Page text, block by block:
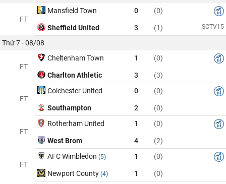
FT
Mansfield Town 0 (0)
Sheffield United 3 (1) SCTV15
Thứ 7 - 08/08
FT
Cheltenham Town 1 (0)
Charlton Athletic 3 (3)
FT
Colchester United 0 (0)
Southampton 2 (0)
FT
Rotherham United 1 (0)
West Brom 4 (2)
FT
AFC Wimbledon (5) 1 (0)
Newport County (4) 1 (0)